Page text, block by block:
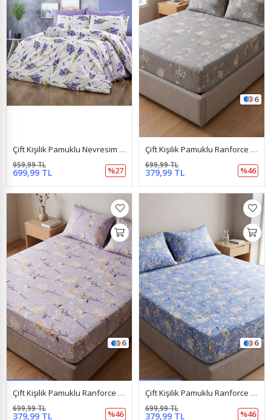
Çift Kişilik Pamuklu Nevresim Takımı Lavanta
699,99 TL
959,99 TL
%27
6
Çift Kişilik Pamuklu Ranforce Kumaş Lastikli Çarşaf Takımı Papatya Gri
379,99 TL
699,99 TL
%46
6
Çift Kişilik Pamuklu Ranforce Kumaş Lastikli Çarşaf Takımı Papatya Lila
379,99 TL
699,99 TL
%46
6
Çift Kişilik Pamuklu Ranforce Kumaş Lastikli Çarşaf Takımı Papatya Mavi
379,99 TL
699,99 TL
%46